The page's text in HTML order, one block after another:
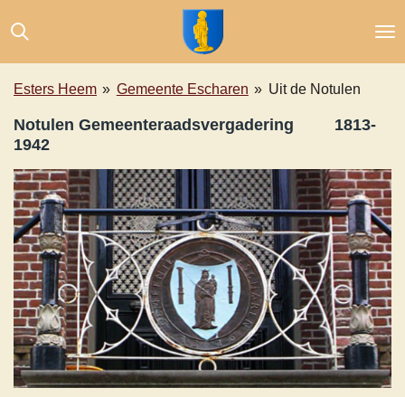
direct
naar
de
Esters Heem » Gemeente Escharen » Uit de Notulen
Notulen Gemeenteraadsvergadering 1813-
1942